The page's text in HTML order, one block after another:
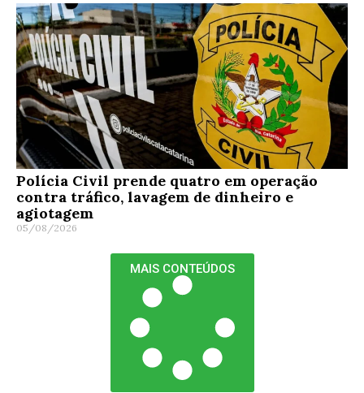
Polícia Civil prende quatro em operação
contra tráfico, lavagem de dinheiro e
agiotagem
05/08/2026
MAIS CONTEÚDOS